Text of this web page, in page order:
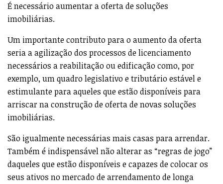
É necessário aumentar a oferta de soluções
imobiliárias.
Um importante contributo para o aumento da oferta
seria a agilização dos processos de licenciamento
necessários a reabilitação ou edificação como, por
exemplo, um quadro legislativo e tributário estável e
estimulante para aqueles que estão disponíveis para
arriscar na construção de oferta de novas soluções
imobiliárias.
São igualmente necessárias mais casas para arrendar.
Também é indispensável não alterar as “regras de jogo”
daqueles que estão disponíveis e capazes de colocar os
seus ativos no mercado de arrendamento de longa